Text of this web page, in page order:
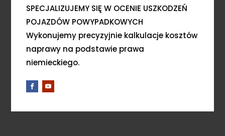
SPECJALIZUJEMY SIĘ W OCENIE USZKODZEŃ
POJAZDÓW POWYPADKOWYCH
Wykonujemy precyzyjnie kalkulacje kosztów
naprawy na podstawie prawa
niemieckiego.